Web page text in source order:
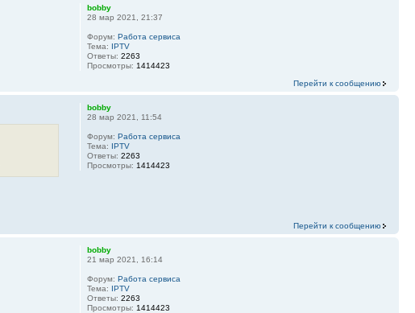
bobby
28 мар 2021, 21:37
Форум: Работа сервиса
Тема: IPTV
Ответы: 2263
Просмотры: 1414423
Перейти к сообщению
bobby
28 мар 2021, 11:54
Форум: Работа сервиса
Тема: IPTV
Ответы: 2263
Просмотры: 1414423
Перейти к сообщению
bobby
21 мар 2021, 16:14
Форум: Работа сервиса
Тема: IPTV
Ответы: 2263
Просмотры: 1414423